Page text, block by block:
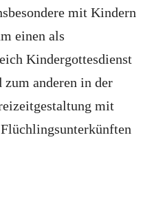
mit Kindern
einen als
Kindergottesdienst
anderen in der
mit